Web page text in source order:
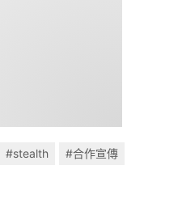
#stealth
#合作宣傳